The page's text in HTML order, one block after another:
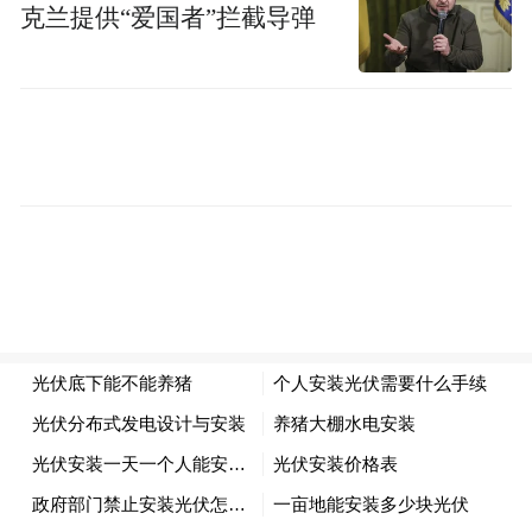
克兰提供“爱国者”拦截导弹